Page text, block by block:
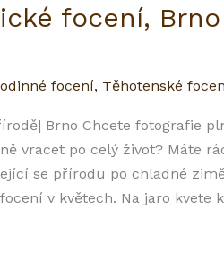
focení, Brno
focení, Těhotenské
Brno Chcete fotografie
vracet po celý život? Máte
se přírodu po chladné
v květech. Na jaro kvete